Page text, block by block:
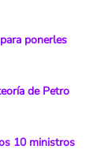
ponerles
de Petro
10 ministros